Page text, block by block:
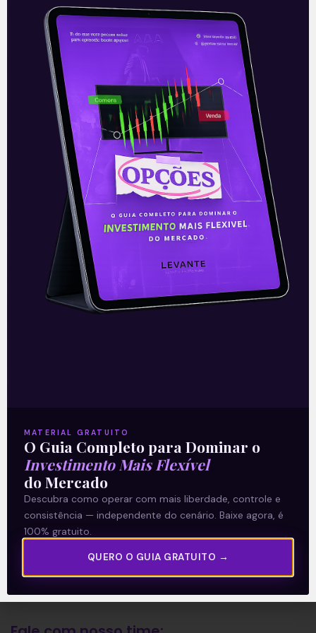
Serviços de Web em alta: IPO
de Hashicorp
O mercado serviços na nuvem seguem
em alta nos EUA. Após a interrupção de
rede na semana passada, com o serviço
Web (AWS) da Amazon,
Leia mais
13/12/2021
Termos e Condições
Política de Privacidade
Explore
Artigos
E Eu Com Isso?
Vídeos no Youtube
MATERIAL GRATUITO
O Guia Completo para Dominar o
Investimento Mais Flexível
do Mercado
Descubra como operar com mais liberdade, controle e
consistência — independente do cenário. Baixe agora, é
100% gratuito.
QUERO O GUIA GRATUITO →